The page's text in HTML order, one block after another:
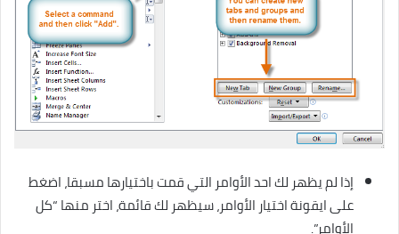
إذا لم يظهر لك احد الأوامر التي قمت باختيارها مسبقا، اضغط
على ايقونة اختيار الأوامر، سيظهر لك قائمة، اختر منها “كل
الأوامر”.